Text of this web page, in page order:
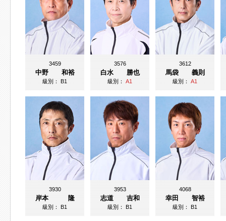
3459
中野 和裕
級別：B1
3576
白水 勝也
級別：A1
3612
馬袋 義則
級別：A1
3930
岸本 隆
級別：B1
3953
志道 吉和
級別：B1
4068
幸田 智裕
級別：B1